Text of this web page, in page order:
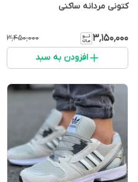
کتونی مردانه ساکنی
۳٬۱۵۰٬۰۰۰ ۳٬۴۵۰٬۰۰۰
افزودن به سبد